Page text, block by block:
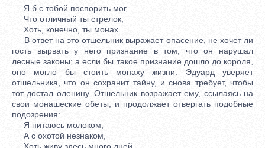
Я б с тобой поспорить мог,
Что отличный ты стрелок,
Хоть, конечно, ты монах.
В ответ на это отшельник выражает опасение, не хочет ли
гость вырвать у него признание в том, что он нарушал
лесные законы; а если бы такое признание дошло до короля,
оно могло бы стоить монаху жизни. Эдуард уверяет
отшельника, что он сохранит тайну, и снова требует, чтобы
тот достал оленину. Отшельник возражает ему, ссылаясь на
свои монашеские обеты, и продолжает отвергать подобные
подозрения:
Я питаюсь молоком,
А с охотой незнаком,
Хоть живу здесь много дней.